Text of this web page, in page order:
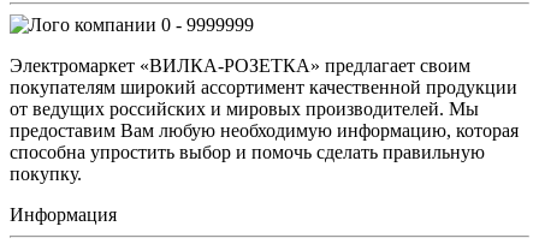
0 - 9999999
Электромаркет «ВИЛКА-РОЗЕТКА» предлагает своим
покупателям широкий ассортимент качественной продукции
от ведущих российских и мировых производителей. Мы
предоставим Вам любую необходимую информацию, которая
способна упростить выбор и помочь сделать правильную
покупку.
Информация